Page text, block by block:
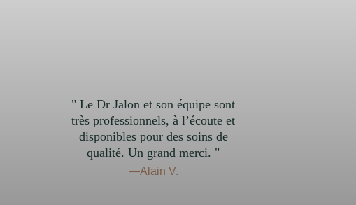
" Le Dr Jalon et son équipe sont
très professionnels, à l’écoute et
disponibles pour des soins de
qualité. Un grand merci. "
—Alain V.